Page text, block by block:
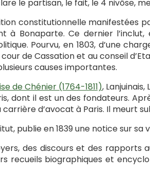
le partisan, le fait, le 4 nivôse,
constitutionnelle manifestées
à Bonaparte. Ce dernier
Pourvu, en 1803, d’une
de Cassation et au conseil
causes importantes.
de Chénier (1764-1811),
dont il est un des fondateurs.
d’avocat à Paris. Il meurt
publie en 1839 une notice sur sa
des discours et des rapports
recueils biographiques et